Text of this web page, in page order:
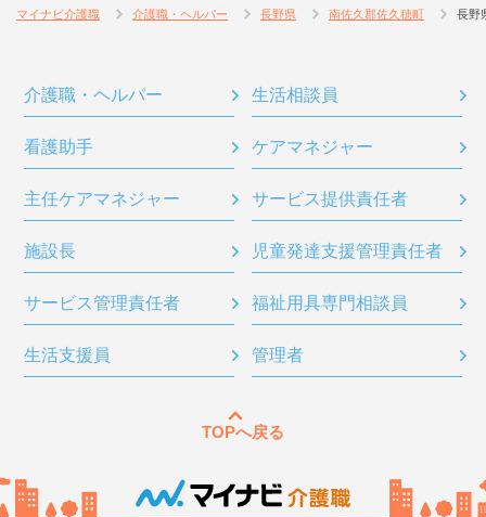
マイナビ介護職 介護職・ヘルパー 長野県 南佐久郡佐久穂町 長野
介護職・ヘルパー 生活相談員
看護助手 ケアマネジャー
主任ケアマネジャー サービス提供責任者
施設長 児童発達支援管理責任者
サービス管理責任者 福祉用具専門相談員
生活支援員 管理者
TOPへ戻る